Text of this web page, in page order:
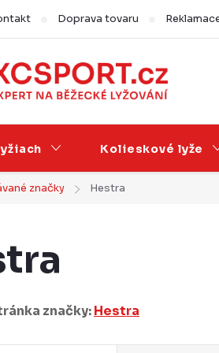
Doprava tovaru
Kolieskové lyže
značky Hestra
značky:Hestra